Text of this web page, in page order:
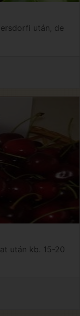
után, de
után kb. 15-20